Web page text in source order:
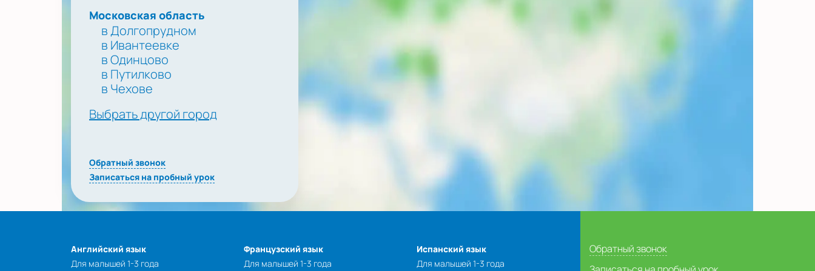
Московская область
в Долгопрудном
в Ивантеевке
в Одинцово
в Путилково
в Чехове
Выбрать другой город
Обратный звонок
Записаться на пробный урок
Английский язык
Для малышей 1-3 года
Французский язык
Для малышей 1-3 года
Испанский язык
Для малышей 1-3 года
Обратный звонок